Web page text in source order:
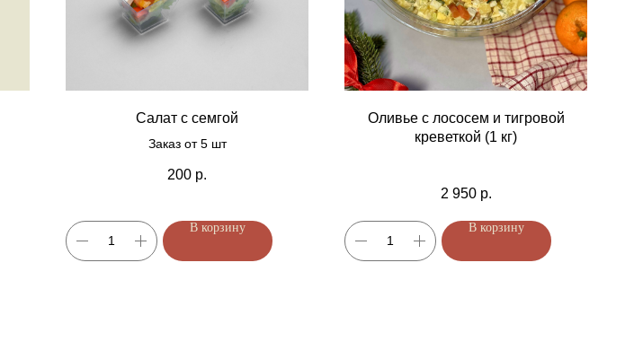
Салат с семгой
Заказ от 5 шт
200 р.
В корзину
Оливье с лососем и тигровой
креветкой (1 кг)
2 950 р.
В корзину